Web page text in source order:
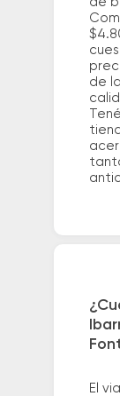
de
El